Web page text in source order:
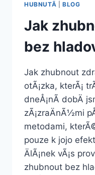
HUBNUTÃ­ BLOG
Jak
bez
Jak zhubnout
otÃ¡zka, kterÃ¡
dneÅ¡nÃ­ dobÄ
zÃ¡zraÄnÃ½mi
metodami,
pouze k jojo
ÄlÃ¡nek vÃ¡s
zhubnout bez